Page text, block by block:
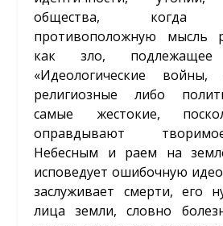
общества, когда
противоположную мысль
как зло, подлежащее
«Идеологические
религиозные либо
самые жестокие,
оправдывают
Небесным и раем на
исповедует ошибочную
заслуживает смерти, его
лица земли, словно